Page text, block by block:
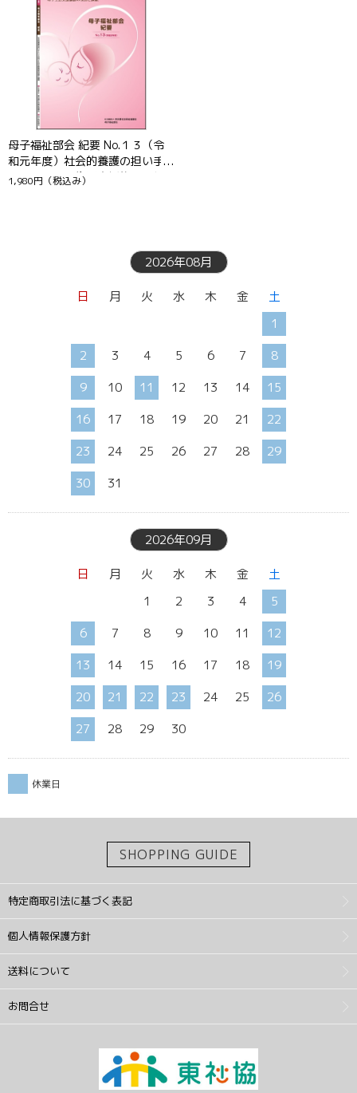
母子福祉部会 紀要 No.１３（令
和元年度）社会的養護の担い手
としての母子生活支援施設の役
1,980円 （税込み）
2026年08月
日 月 火 水 木 金
土
1
2
3 4 5 6 7
8
9
10 11 12 13 14
15
16
17 18 19 20 21
22
23
24 25 26 27 28
29
30
31
2026年09月
日 月 火 水 木 金
土
1
2 3 4
5
6
7 8 9 10 11
12
13
14 15 16 17 18
19
20
21 22 23 24 25
26
27
28 29 30
休業日
SHOPPING GUIDE
特定商取引法に基づく表記
個人情報保護方針
送料について
お問合せ